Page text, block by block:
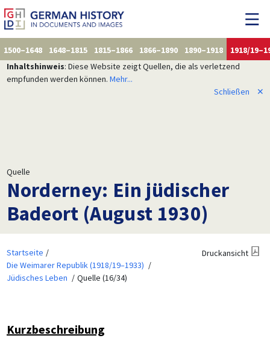
1500–1648 1648–1815 1815–1866 1866–1890 1890–1918
1918/
Inhaltshinweis: Diese Website zeigt Quellen, die als verletzend
empfunden werden können. Mehr...
Schließen
✕
Quelle
Norderney: Ein jüdischer
Badeort (August 1930)
Startseite
Die Weimarer Republik (1918/19–1933)
Jüdisches Leben
Quelle (16/34)
Druckansicht
Kurzbeschreibung